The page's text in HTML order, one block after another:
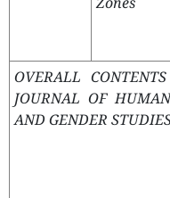
OVERALL
JOURNAL OF
AND GENDER